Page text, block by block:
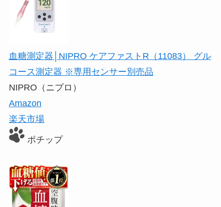
血糖測定器│NIPRO ケアファストR（11083） グル
コース測定器 ※専用センサー別売品
NIPRO（ニプロ）
Amazon
楽天市場
ポチップ